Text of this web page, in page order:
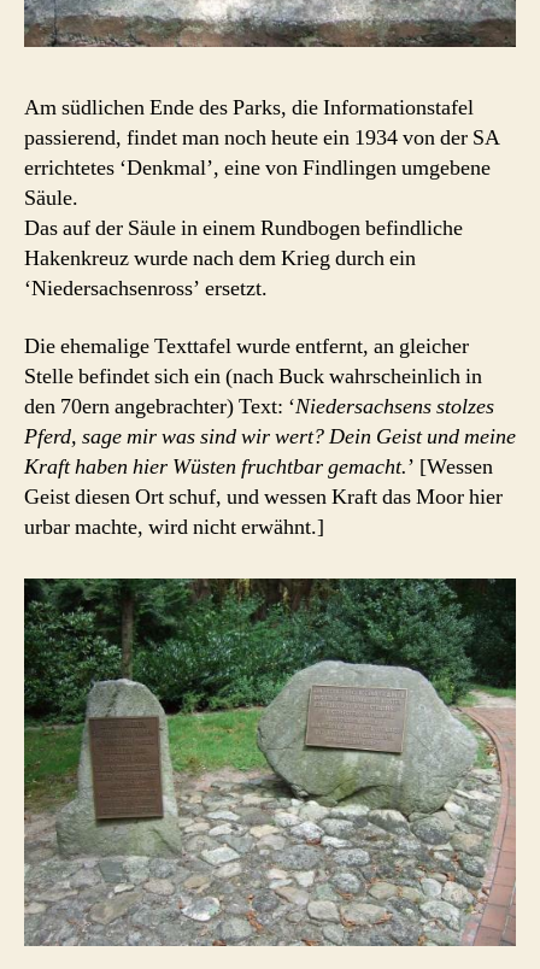
Am südlichen Ende des Parks, die Informationstafel
passierend, findet man noch heute ein 1934 von der SA
errichtetes ‘Denkmal’, eine von Findlingen umgebene
Säule.
Das auf der Säule in einem Rundbogen befindliche
Hakenkreuz wurde nach dem Krieg durch ein
‘Niedersachsenross’ ersetzt.
Die ehemalige Texttafel wurde entfernt, an gleicher
Stelle befindet sich ein (nach Buck wahrscheinlich in
den 70ern angebrachter) Text: ‘Niedersachsens stolzes
Pferd, sage mir was sind wir wert? Dein Geist und meine
Kraft haben hier Wüsten fruchtbar gemacht.’ [Wessen
Geist diesen Ort schuf, und wessen Kraft das Moor hier
urbar machte, wird nicht erwähnt.]